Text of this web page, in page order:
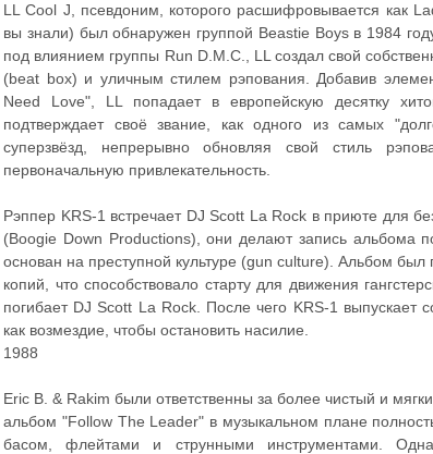
LL Cool J, псевдоним, которого расшифровывается как
вы знали) был обнаружен группой Beastie Boys в 1984
под влиянием группы Run D.M.C., LL создал свой
(beat box) и уличным стилем рэпования. Добавив
Need Love", LL попадает в европейскую десятку
подтверждает своё звание, как одного из самых
суперзвёзд, непрерывно обновляя свой стиль
первоначальную привлекательность.
Рэппер KRS-1 встречает DJ Scott La Rock в приюте для
(Boogie Down Productions), они делают запись альбома
основан на преступной культуре (gun culture). Альбом
копий, что способствовало старту для движения
погибает DJ Scott La Rock. После чего KRS-1
как возмездие, чтобы остановить насилие.
1988
Eric B. & Rakim были ответственны за более чистый и
альбом "Follow The Leader" в музыкальном плане
басом, флейтами и струнными инструментами.